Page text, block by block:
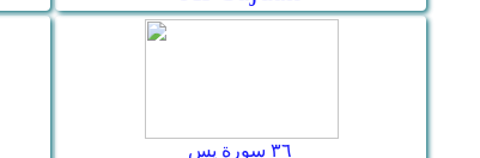
٣٦ سورة يس